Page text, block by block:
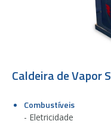
Caldeira de Vapor
Combustíveis
- Eletricidade